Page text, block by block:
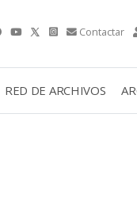
Contactar
RED DE ARCHIVOS